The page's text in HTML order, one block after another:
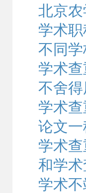
北京
学术
不同
学术
不舍
学术
论文
学术
和学
学术